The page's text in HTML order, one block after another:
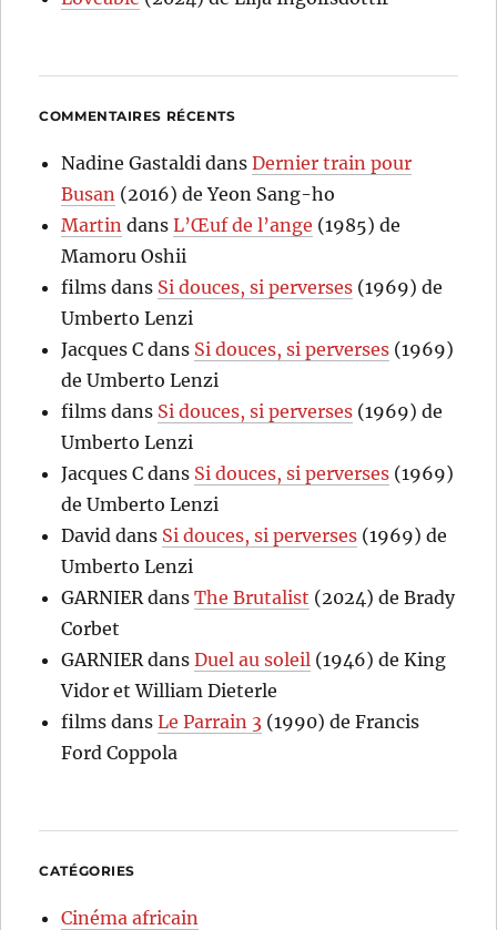
COMMENTAIRES RÉCENTS
Nadine Gastaldi dansDernier train pour
Busan (2016) de Yeon Sang-ho
Martin dansL’Œuf de l’ange (1985) de
Mamoru Oshii
films dans Si douces, si perverses (1969) de
Umberto Lenzi
Jacques C dans Si douces, si perverses (1969)
de Umberto Lenzi
films dans Si douces, si perverses (1969) de
Umberto Lenzi
Jacques C dans Si douces, si perverses (1969)
de Umberto Lenzi
David dans Si douces, si perverses (1969) de
Umberto Lenzi
GARNIER dansThe Brutalist (2024) de Brady
Corbet
GARNIER dansDuel au soleil (1946) de King
Vidor et William Dieterle
films dansLe Parrain 3 (1990) de Francis
Ford Coppola
CATÉGORIES
Cinéma africain